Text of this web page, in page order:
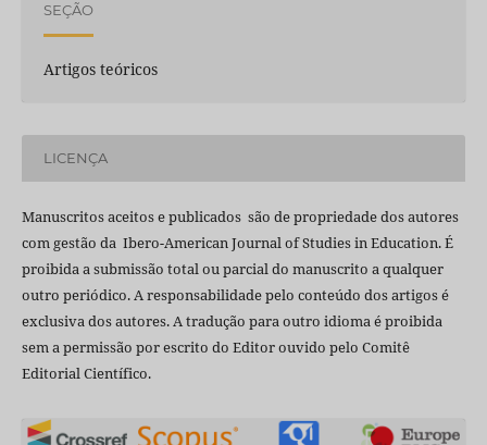
SEÇÃO
Artigos teóricos
LICENÇA
Manuscritos aceitos e publicados são de propriedade dos autores
com gestão da Ibero-American Journal of Studies in Education. É
proibida a submissão total ou parcial do manuscrito a qualquer
outro periódico. A responsabilidade pelo conteúdo dos artigos é
exclusiva dos autores. A tradução para outro idioma é proibida
sem a permissão por escrito do Editor ouvido pelo Comitê
Editorial Científico.